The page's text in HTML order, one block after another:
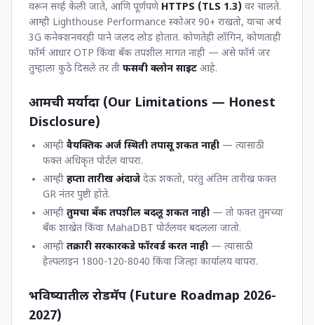
वरून सर्व्ह केली जाते, आणि पूर्णपणे HTTPS (TLS 1.3) वर चालते.
आम्ही Lighthouse Performance स्कोअर 90+ राखतो, याचा अर्थ
3G कनेक्शनवरही पाने जलद लोड होतात. कोणतेही लॉगिन, कोणताही
फॉर्म आधार OTP किंवा बँक तपशील मागत नाही — असे फॉर्म जर
तुम्हाला कुठे दिसले तर ती फसवी क्लोन साइट आहे.
आमची मर्यादा (Our Limitations — Honest
Disclosure)
आम्ही वैयक्तिक अर्ज स्थिती तपासू शकत नाही — त्यासाठी
फक्त अधिकृत पोर्टल वापरा.
आम्ही हप्ता तारीख अंदाजे देऊ शकतो, परंतु अंतिम तारीख फक्त
GR नंतर पुष्टी होते.
आम्ही तुमचा बँक तपशील बदलू शकत नाही — तो फक्त तुमच्या
बँक शाखेत किंवा MahaDBT पोर्टलवर बदलला जातो.
आम्ही तक्रारी सरकारकडे फॉरवर्ड करत नाही — त्यासाठी
हेल्पलाइन 1800-120-8040 किंवा जिल्हा कार्यालय वापरा.
भविष्यातील रोडमॅप (Future Roadmap 2026-
2027)